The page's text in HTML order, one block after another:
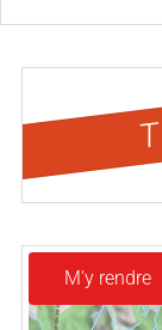
M'y rendre